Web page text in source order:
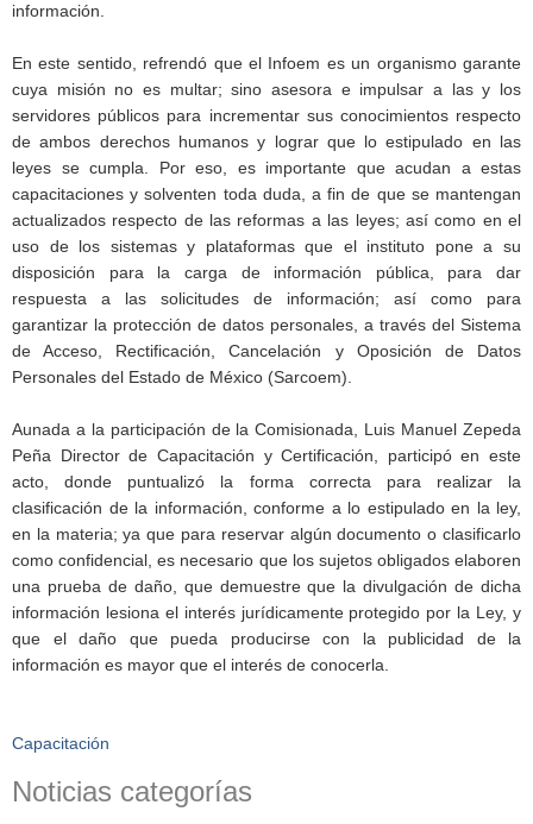
información.
En este sentido, refrendó que el Infoem es un organismo garante
cuya misión no es multar; sino asesora e impulsar a las y los
servidores públicos para incrementar sus conocimientos respecto
de ambos derechos humanos y lograr que lo estipulado en las
leyes se cumpla. Por eso, es importante que acudan a estas
capacitaciones y solventen toda duda, a fin de que se mantengan
actualizados respecto de las reformas a las leyes; así como en el
uso de los sistemas y plataformas que el instituto pone a su
disposición para la carga de información pública, para dar
respuesta a las solicitudes de información; así como para
garantizar la protección de datos personales, a través del Sistema
de Acceso, Rectificación, Cancelación y Oposición de Datos
Personales del Estado de México (Sarcoem).
Aunada a la participación de la Comisionada, Luis Manuel Zepeda
Peña Director de Capacitación y Certificación, participó en este
acto, donde puntualizó la forma correcta para realizar la
clasificación de la información, conforme a lo estipulado en la ley,
en la materia; ya que para reservar algún documento o clasificarlo
como confidencial, es necesario que los sujetos obligados elaboren
una prueba de daño, que demuestre que la divulgación de dicha
información lesiona el interés jurídicamente protegido por la Ley, y
que el daño que pueda producirse con la publicidad de la
información es mayor que el interés de conocerla.
Capacitación
Noticias categorías